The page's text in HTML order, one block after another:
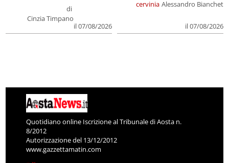
di
Cinzia Timpano
il 07/08/2026
cervinia Alessandro Bianchet
il 07/08/2026
Quotidiano online Iscrizione al Tribunale di Aosta n.
8/2012
Autorizzazione del 13/12/2012
www.gazzettamatin.com